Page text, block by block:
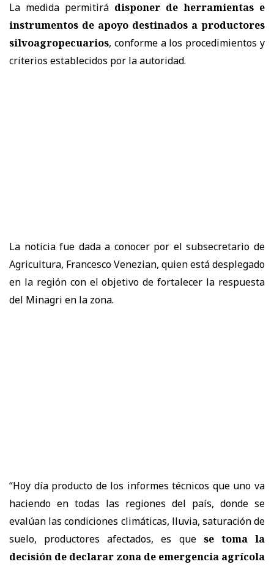
La medida permitirá disponer de herramientas e
instrumentos de apoyo destinados a productores
silvoagropecuarios, conforme a los procedimientos y
criterios establecidos por la autoridad.
La noticia fue dada a conocer por el subsecretario de
Agricultura, Francesco Venezian, quien está desplegado
en la región con el objetivo de fortalecer la respuesta
del Minagri en la zona.
“Hoy día producto de los informes técnicos que uno va
haciendo en todas las regiones del país, donde se
evalúan las condiciones climáticas, lluvia, saturación de
suelo, productores afectados, es que se toma la
decisión de declarar zona de emergencia agrícola